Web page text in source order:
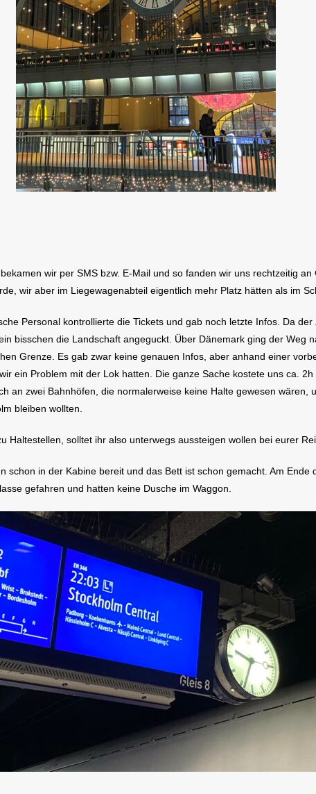
wir per SMS bzw. E-Mail und so fanden wir uns rechtzeitig
wir aber im Liegewagenabteil eigentlich mehr Platz hätten als im
Personal kontrollierte die Tickets und gab noch letzte Infos. Da
bisschen die Landschaft angeguckt. Über Dänemark ging der Weg
Grenze. Es gab zwar keine genauen Infos, aber anhand einer
ein Problem mit der Lok hatten. Die ganze Sache kostete uns ca.
an zwei Bahnhöfen, die normalerweise keine Halte gewesen wären,
bleiben wollten.
Haltestellen, solltet ihr also unterwegs aussteigen wollen bei eurer
in der Kabine bereit und das Bett ist schon gemacht. Am Ende
gefahren und hatten keine Dusche im Waggon.